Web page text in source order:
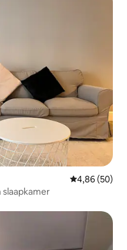
Gemiddelde
4,86 (50)